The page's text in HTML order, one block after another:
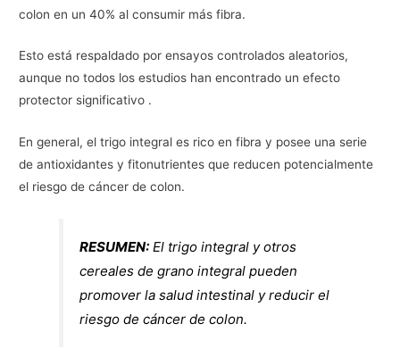
colon en un 40% al consumir más fibra.
Esto está respaldado por ensayos controlados aleatorios,
aunque no todos los estudios han encontrado un efecto
protector significativo .
En general, el trigo integral es rico en fibra y posee una serie
de antioxidantes y fitonutrientes que reducen potencialmente
el riesgo de cáncer de colon.
RESUMEN: El trigo integral y otros
cereales de grano integral pueden
promover la salud intestinal y reducir el
riesgo de cáncer de colon.